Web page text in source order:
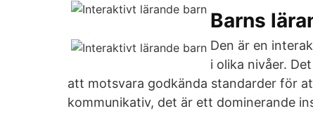
Barns
Den är en
i olika nivåer.
att motsvara godkända standarder för
kommunikativ, det är ett dominerande